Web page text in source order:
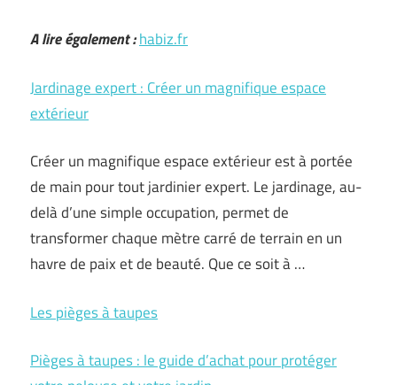
A lire également :habiz.fr
Jardinage expert : Créer un magnifique espace
extérieur
Créer un magnifique espace extérieur est à portée
de main pour tout jardinier expert. Le jardinage, au-
delà d’une simple occupation, permet de
transformer chaque mètre carré de terrain en un
havre de paix et de beauté. Que ce soit à …
Les pièges à taupes
Pièges à taupes : le guide d’achat pour protéger